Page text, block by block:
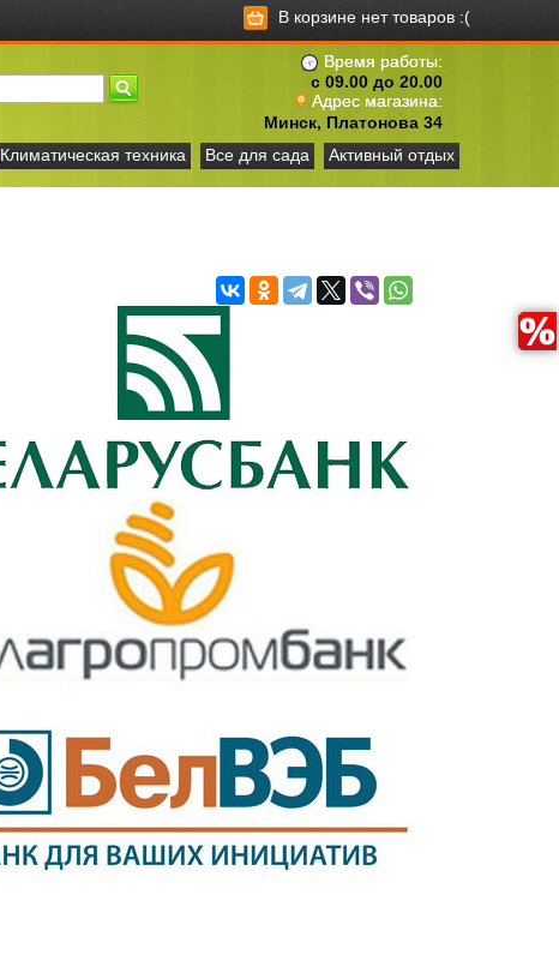
В корзине нет товаров :(
Время работы:
с 09.00 до 20.00
Адрес магазина:
Минск, Платонова 34
Климатическая техника Все для сада Активный отдых